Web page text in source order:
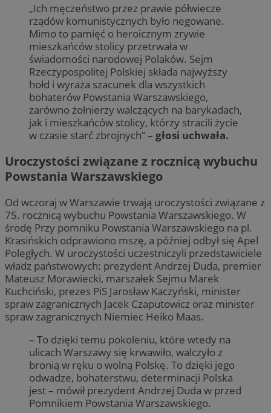
„Ich męczeństwo przez prawie półwiecze
rządów komunistycznych było negowane.
Mimo to pamięć o heroicznym zrywie
mieszkańców stolicy przetrwała w
świadomości narodowej Polaków. Sejm
Rzeczypospolitej Polskiej składa najwyższy
hołd i wyraża szacunek dla wszystkich
bohaterów Powstania Warszawskiego,
zarówno żołnierzy walczących na barykadach,
jak i mieszkańców stolicy, którzy stracili życie
w czasie starć zbrojnych” – głosi uchwała.
Uroczystości związane z rocznicą wybuchu
Powstania Warszawskiego
Od wczoraj w Warszawie trwają uroczystości związane z
75. rocznicą wybuchu Powstania Warszawskiego. W
środę Przy pomniku Powstania Warszawskiego na pl.
Krasińskich odprawiono mszę, a później odbył się Apel
Poległych. W uroczystości uczestniczyli przedstawiciele
władz państwowych: prezydent Andrzej Duda, premier
Mateusz Morawiecki, marszałek Sejmu Marek
Kuchciński, prezes PiS Jarosław Kaczyński, minister
spraw zagranicznych Jacek Czaputowicz oraz minister
spraw zagranicznych Niemiec Heiko Maas.
– To dzięki temu pokoleniu, które wtedy na
ulicach Warszawy się krwawiło, walczyło z
bronią w ręku o wolną Polskę. To dzięki jego
odwadze, bohaterstwu, determinacji Polska
jest – mówił prezydent Andrzej Duda w przed
Pomnikiem Powstania Warszawskiego.